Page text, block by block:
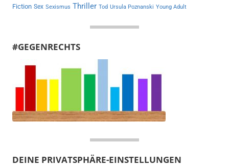
Fiction Sex Sexismus Thriller Tod Ursula Poznanski Young Adult
#GEGENRECHTS
DEINE PRIVATSPHÄRE-EINSTELLUNGEN